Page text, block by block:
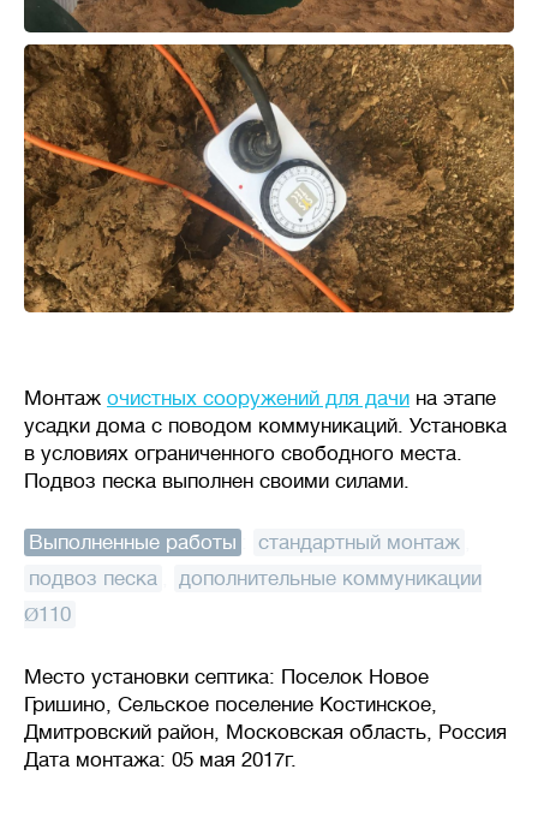
Монтаж очистных сооружений для дачи на этапе
усадки дома с поводом коммуникаций. Установка
в условиях ограниченного свободного места.
Подвоз песка выполнен своими силами.
Выполненные работы стандартный монтаж
подвоз песка
дополнительные коммуникации
Ø110
Место установки септика: Поселок Новое
Гришино, Сельское поселение Костинское,
Дмитровский район, Московская область, Россия
Дата монтажа: 05 мая 2017г.